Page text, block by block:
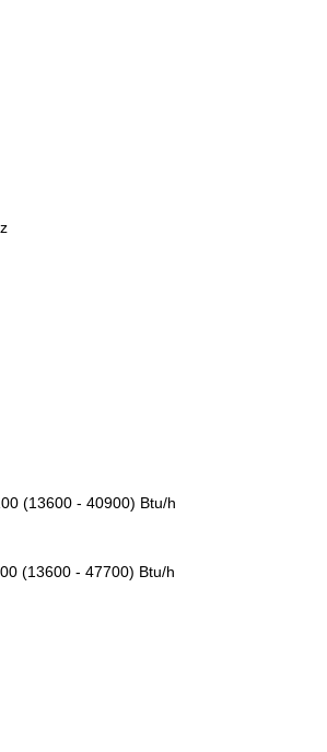
(13600 - 40900) Btu/h
(13600 - 47700) Btu/h